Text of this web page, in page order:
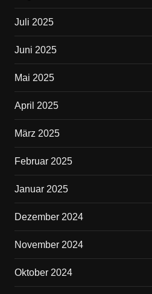
Juli 2025
Juni 2025
Mai 2025
April 2025
März 2025
Februar 2025
Januar 2025
Dezember 2024
November 2024
Oktober 2024